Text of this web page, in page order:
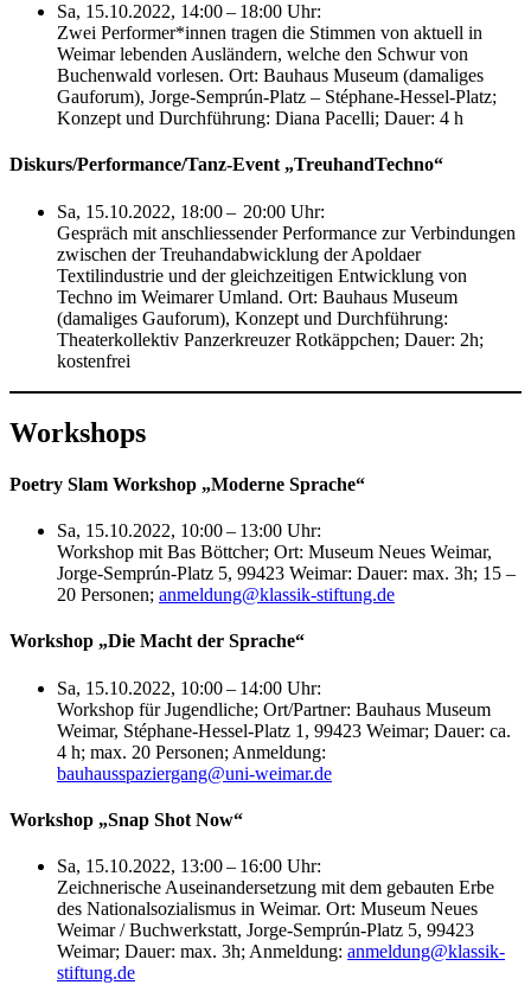
Sa, 15.10.2022, 14:00 – 18:00 Uhr:
Zwei Performer*innen tragen die Stimmen von aktuell in
Weimar lebenden Ausländern, welche den Schwur von
Buchenwald vorlesen. Ort: Bauhaus Museum (damaliges
Gauforum), Jorge-Semprún-Platz – Stéphane-Hessel-Platz;
Konzept und Durchführung: Diana Pacelli; Dauer: 4 h
Diskurs/Performance/Tanz-Event „TreuhandTechno“
Sa, 15.10.2022, 18:00 – 20:00 Uhr:
Gespräch mit anschliessender Performance zur Verbindungen
zwischen der Treuhandabwicklung der Apoldaer
Textilindustrie und der gleichzeitigen Entwicklung von
Techno im Weimarer Umland. Ort: Bauhaus Museum
(damaliges Gauforum), Konzept und Durchführung:
Theaterkollektiv Panzerkreuzer Rotkäppchen; Dauer: 2h;
kostenfrei
Workshops
Poetry Slam Workshop „Moderne Sprache“
Sa, 15.10.2022, 10:00 – 13:00 Uhr:
Workshop mit Bas Böttcher; Ort: Museum Neues Weimar,
Jorge-Semprún-Platz 5, 99423 Weimar: Dauer: max. 3h; 15 –
20 Personen; anmeldung@klassik-stiftung.de
Workshop „Die Macht der Sprache“
Sa, 15.10.2022, 10:00 – 14:00 Uhr:
Workshop für Jugendliche; Ort/Partner: Bauhaus Museum
Weimar, Stéphane-Hessel-Platz 1, 99423 Weimar; Dauer: ca.
4 h; max. 20 Personen; Anmeldung:
bauhausspaziergang@uni-weimar.de
Workshop „Snap Shot Now“
Sa, 15.10.2022, 13:00 – 16:00 Uhr:
Zeichnerische Auseinandersetzung mit dem gebauten Erbe
des Nationalsozialismus in Weimar. Ort: Museum Neues
Weimar / Buchwerkstatt, Jorge-Semprún-Platz 5, 99423
Weimar; Dauer: max. 3h; Anmeldung: anmeldung@klassik-
stiftung.de